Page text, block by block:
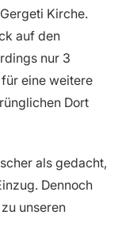
Kirche.
auf den
nur 3
eine weitere
Dort
als gedacht,
Dennoch
unseren